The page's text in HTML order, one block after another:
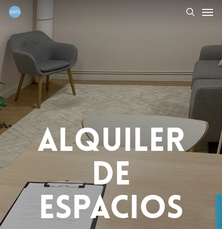
Skip
content
ALQUILER
DE
ESPACIOS